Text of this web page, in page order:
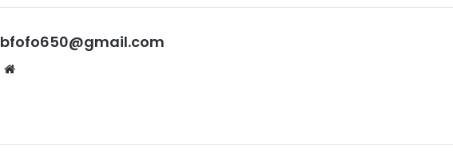
bfofo650@gmail.com
Website